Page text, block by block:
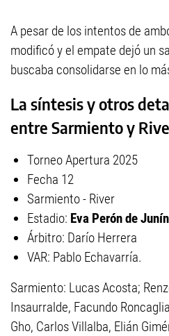
A pesar de los intentos de
modificó y el empate dejó un
buscaba consolidarse en lo
La síntesis y otros
entre Sarmiento y
Torneo Apertura 2025
Fecha 12
Sarmiento - River
Estadio: Eva Perón de Junín
Árbitro: Darío Herrera
VAR: Pablo Echavarría.
Sarmiento: Lucas Acosta;
Insaurralde, Facundo
Gho, Carlos Villalba, Elián